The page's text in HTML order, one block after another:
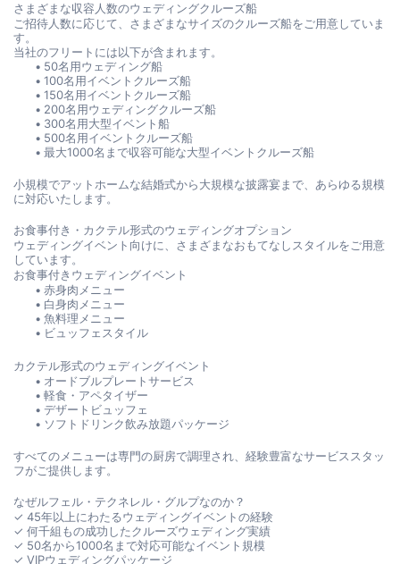
さまざまな収容人数のウェディングクルーズ船
ご招待人数に応じて、さまざまなサイズのクルーズ船をご用意していま
す。
当社のフリートには以下が含まれます。
50名用ウェディング船
100名用イベントクルーズ船
150名用イベントクルーズ船
200名用ウェディングクルーズ船
300名用大型イベント船
500名用イベントクルーズ船
最大1000名まで収容可能な大型イベントクルーズ船
小規模でアットホームな結婚式から大規模な披露宴まで、あらゆる規模
に対応いたします。
お食事付き・カクテル形式のウェディングオプション
ウェディングイベント向けに、さまざまなおもてなしスタイルをご用意
しています。
お食事付きウェディングイベント
赤身肉メニュー
白身肉メニュー
魚料理メニュー
ビュッフェスタイル
カクテル形式のウェディングイベント
オードブルプレートサービス
軽食・アペタイザー
デザートビュッフェ
ソフトドリンク飲み放題パッケージ
すべてのメニューは専門の厨房で調理され、経験豊富なサービススタッ
フがご提供します。
なぜルフェル・テクネレル・グルプなのか？
✓ 45年以上にわたるウェディングイベントの経験
✓ 何千組もの成功したクルーズウェディング実績
✓ 50名から1000名まで対応可能なイベント規模
✓ VIPウェディングパッケージ